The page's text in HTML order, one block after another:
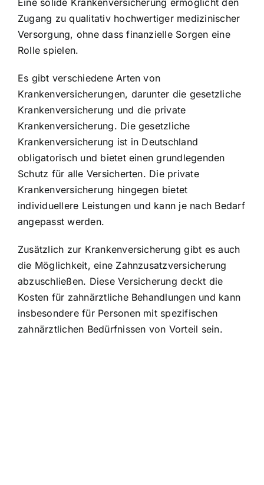
Zugang zu qualitativ hochwertiger medizinischer
Versorgung, ohne dass finanzielle Sorgen eine
Rolle spielen.
Es gibt verschiedene Arten von
Krankenversicherungen, darunter die gesetzliche
Krankenversicherung und die private
Krankenversicherung. Die gesetzliche
Krankenversicherung ist in Deutschland
obligatorisch und bietet einen grundlegenden
Schutz für alle Versicherten. Die private
Krankenversicherung hingegen bietet
individuellere Leistungen und kann je nach Bedarf
angepasst werden.
Zusätzlich zur Krankenversicherung gibt es auch
die Möglichkeit, eine Zahnzusatzversicherung
abzuschließen. Diese Versicherung deckt die
Kosten für zahnärztliche Behandlungen und kann
insbesondere für Personen mit spezifischen
zahnärztlichen Bedürfnissen von Vorteil sein.